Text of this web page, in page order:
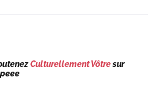
Culturellement Vôtresur